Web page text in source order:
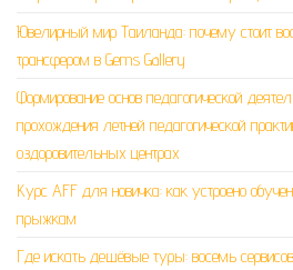
Ювелирный мир Таиланда: почему стоит
трансфером в Gems Gallery
Формирование основ педагогической
прохождения летней педагогической
оздоровительных центрах
Курс AFF для новичка: как устроено
прыжкам
Где искать дешёвые туры: восемь